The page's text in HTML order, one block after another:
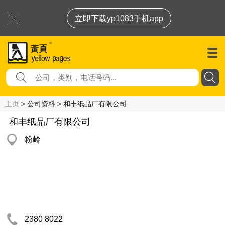
立即下载yp1083手机app
主页 > 公司资料 > 和丰纸品厂有限公司
和丰纸品厂有限公司
粉岭
2380 8022